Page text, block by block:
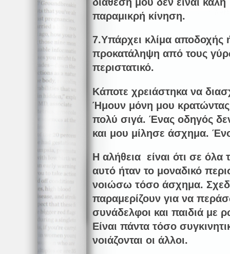
παραμικρή κίνηση.
7.Υπάρχει κλίμα αποδοχής
προκατάληψη από τους
περιστατικό.
Κάποτε χρειάστηκα να
Ήμουν μόνη μου κρατώντας
πολύ σιγά. Ένας οδηγός
και μου μίλησε άσχημα.
Η αλήθεια είναι ότι σε όλα
αυτό ήταν το μοναδικό
νοιώσω τόσο άσχημα.
παραμερίζουν για να
συνάδελφοι και παιδιά με
Είναι πάντα τόσο
νοιάζονται οι άλλοι.